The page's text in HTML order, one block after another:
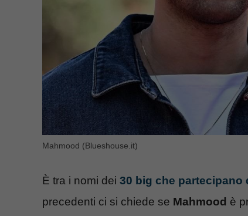
Mahmood (Blueshouse.it)
È tra i nomi dei 30 big che partecipano
precedenti ci si chiede se Mahmood è